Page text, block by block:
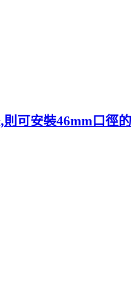
可安裝46mm口徑